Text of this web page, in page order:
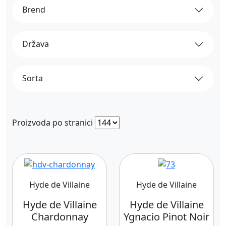
Brend
Država
Sorta
Proizvoda po stranici
Hyde de Villaine
Hyde de Villaine
Chardonnay
Hyde de Villaine
Hyde de Villaine
Ygnacio Pinot Noir